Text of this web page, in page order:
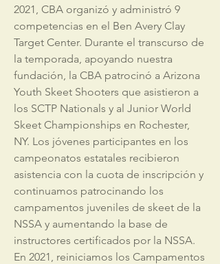
2021, CBA organizó y administró 9
competencias en el Ben Avery Clay
Target Center. Durante el transcurso de
la temporada, apoyando nuestra
fundación, la CBA patrocinó a Arizona
Youth Skeet Shooters que asistieron a
los SCTP Nationals y al Junior World
Skeet Championships en Rochester,
NY. Los jóvenes participantes en los
campeonatos estatales recibieron
asistencia con la cuota de inscripción y
continuamos patrocinando los
campamentos juveniles de skeet de la
NSSA y aumentando la base de
instructores certificados por la NSSA.
En 2021, reiniciamos los Campamentos